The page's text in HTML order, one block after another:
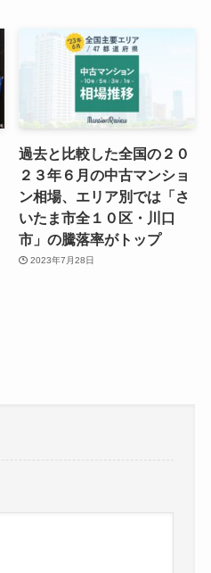
過去と比較した全国の２０
２３年６月の中古マンショ
ン相場、エリア別では「さ
いたま市全１０区・川口
市」の騰落率がトップ
2023年7月28日